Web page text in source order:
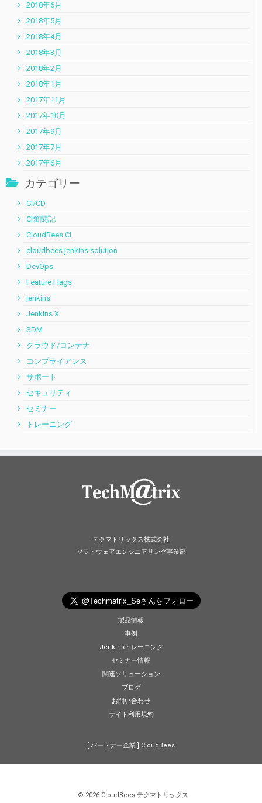
2018年6月
2018年5月
2018年4月
2018年3月
2018年2月
2018年1月
2017年11月
2017年10月
2017年9月
2017年7月
2017年6月
カテゴリー
CI/CD
CI奮闘記
CloudBees CI
cloudbees jenkins solution
DevOps
Feature Flags
jenkins
Jenkins X
SDM
クラウド/コンテナ
コンプライアンス
サポート
セキュリティ
セミナー
トレーニング
テクマトリックス株式会社
ソフトウェアエンジニアリング事業部
製品情報
事例
Jenkinsトレーニング
セミナー情報
関連ソリューション
ブログ
お問い合わせ
サイト利用規約
[ パートナー企業 ] CloudBees
· © 2026 CloudBees|テクマトリックス